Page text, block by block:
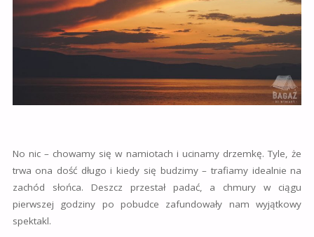
No nic – chowamy się w namiotach i ucinamy drzemkę. Tyle, że
trwa ona dość długo i kiedy się budzimy – trafiamy idealnie na
zachód słońca. Deszcz przestał padać, a chmury w ciągu
pierwszej godziny po pobudce zafundowały nam wyjątkowy
spektakl.